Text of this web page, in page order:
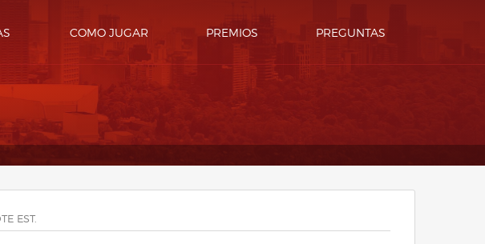
COMO JUGAR PREMIOS PREGUNTAS
EST.